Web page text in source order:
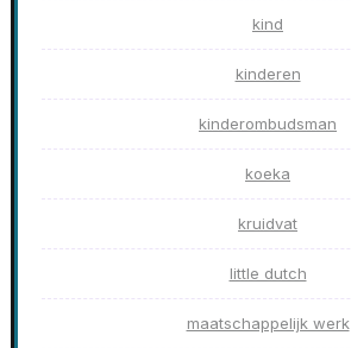
kind
kinderen
kinderombudsman
koeka
kruidvat
little dutch
maatschappelijk werk